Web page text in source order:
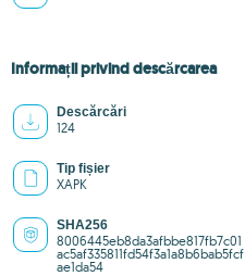
Informații privind descărcarea
Descărcări
124
Tip fișier
XAPK
SHA256
8006445eb8da3afbbe817fb7c01
ac5af335811fd54f3a1a8b6bab5fcf
ae1da54